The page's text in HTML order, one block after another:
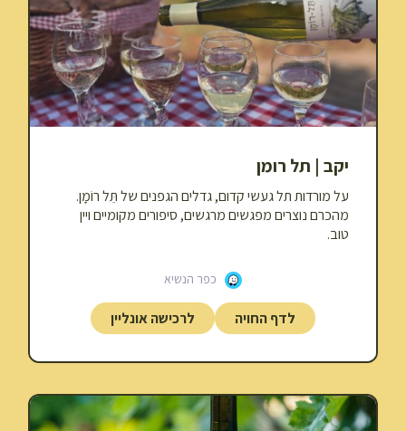
יקב | תל רומן
על מורדות תל געשי קדום, גדלים הגפנים של תֵּל רוֹמָן.
מהכרם נוצרים מפגשים מרגשים, סיפורים מקומיים ויין
טוב.
כפר הנשיא
לדף החויה לרכישה אונליין